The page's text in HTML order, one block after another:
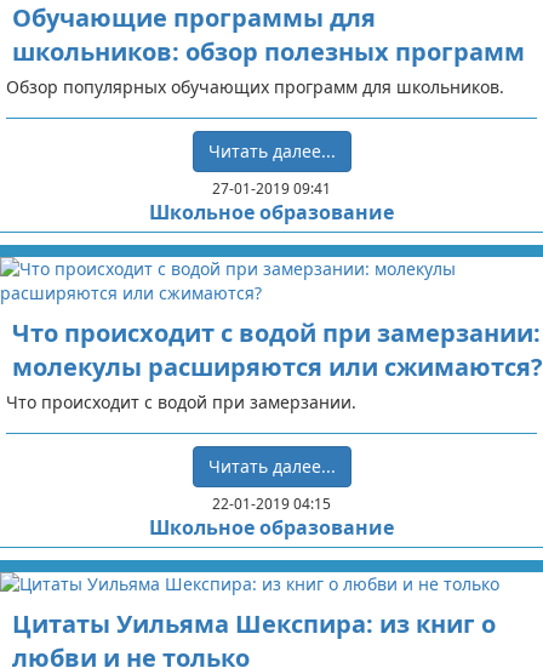
Обучающие программы для
школьников: обзор полезных программ
Обзор популярных обучающих программ для школьников.
Читать далее...
27-01-2019 09:41
Школьное образование
Что происходит с водой при замерзании:
молекулы расширяются или сжимаются?
Что происходит с водой при замерзании.
Читать далее...
22-01-2019 04:15
Школьное образование
Цитаты Уильяма Шекспира: из книг о
любви и не только